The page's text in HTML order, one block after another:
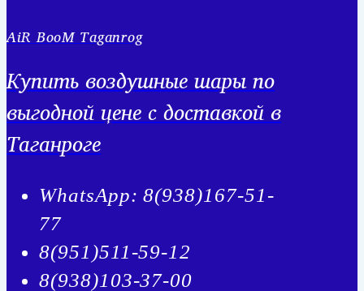
AiR BooM Taganrog
Купить воздушные шары по
выгодной цене с доставкой в
Таганроге
WhatsApp: 8(938)167-51-
77
8(951)511-59-12
8(938)103-37-00